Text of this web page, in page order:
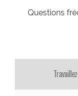
Questions